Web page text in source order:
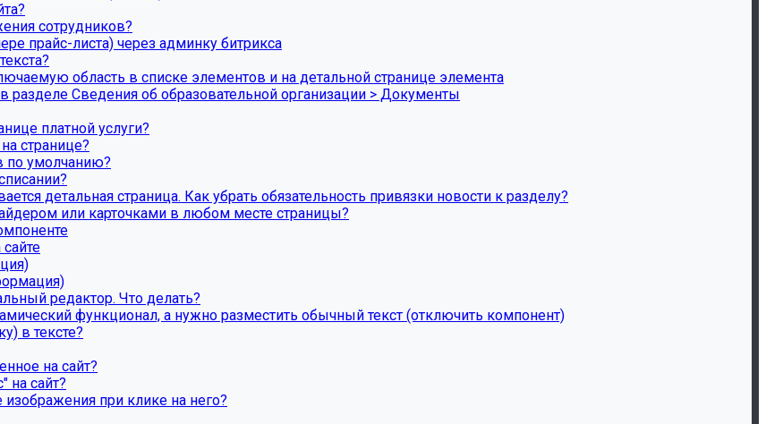
сотрудников?
прайс-листа) через админку битрикса
область в списке элементов и на детальной странице элемента
разделе Сведения об образовательной организации > Документы
платной услуги?
странице?
по умолчанию?
детальная страница. Как убрать обязательность привязки новости к разделу?
или карточками в любом месте страницы?
редактор. Что делать?
функционал, а нужно разместить обычный текст (отключить компонент)
в тексте?
на сайт?
на сайт?
при клике на него?